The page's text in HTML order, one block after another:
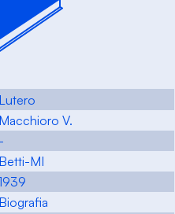
Lutero
Macchioro V.
-
Betti-MI
Biografia